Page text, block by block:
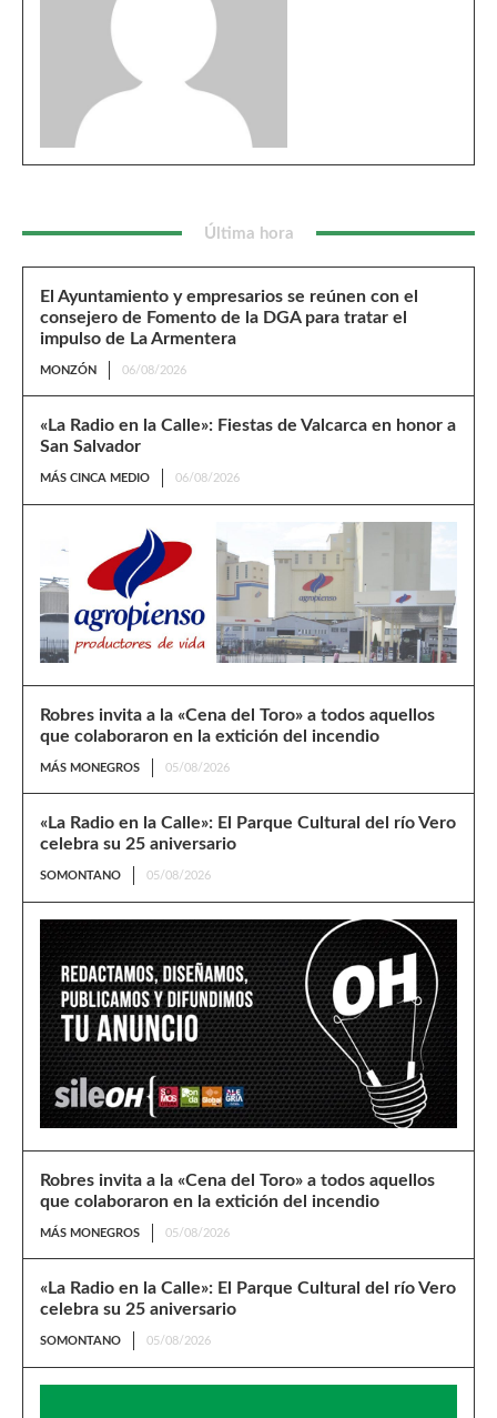
Última hora
El Ayuntamiento y empresarios se reúnen con el
consejero de Fomento de la DGA para tratar el
impulso de La Armentera
MONZÓN 06/08/2026
«La Radio en la Calle»: Fiestas de Valcarca en honor a
San Salvador
MÁS CINCA MEDIO 06/08/2026
Robres invita a la «Cena del Toro» a todos aquellos
que colaboraron en la extición del incendio
MÁS MONEGROS 05/08/2026
«La Radio en la Calle»: El Parque Cultural del río Vero
celebra su 25 aniversario
SOMONTANO 05/08/2026
Robres invita a la «Cena del Toro» a todos aquellos
que colaboraron en la extición del incendio
MÁS MONEGROS 05/08/2026
«La Radio en la Calle»: El Parque Cultural del río Vero
celebra su 25 aniversario
SOMONTANO 05/08/2026